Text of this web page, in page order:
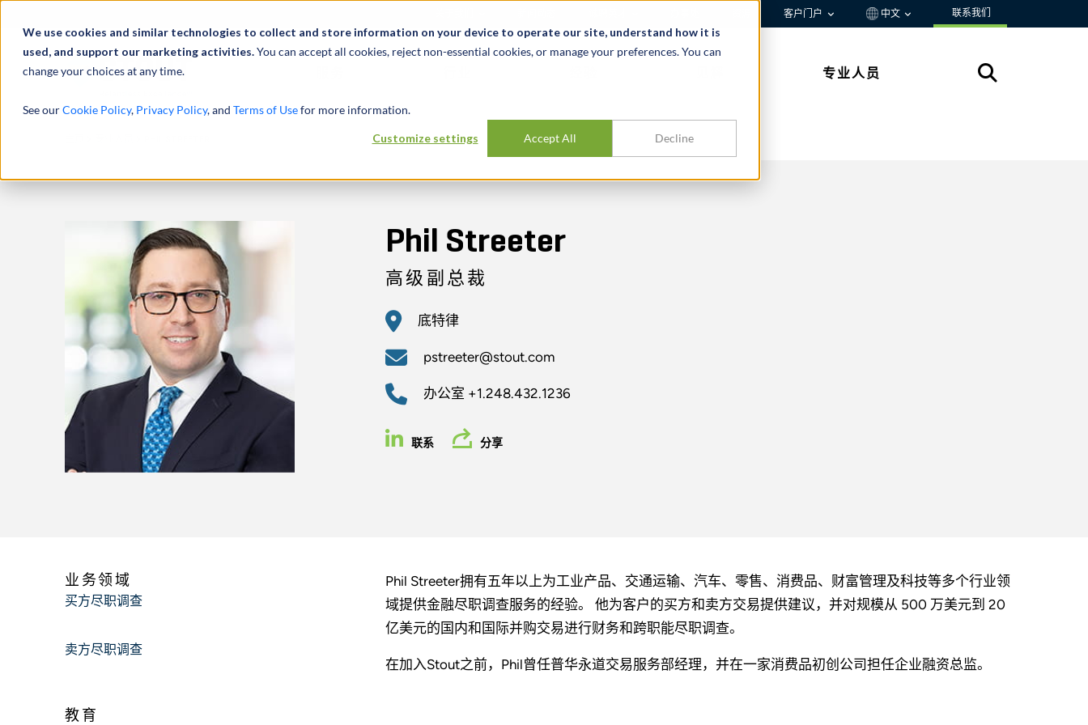
We use cookies and similar technologies to collect and store information on your device to operate our site, understand how it is
used, and support our marketing activities.You can accept all cookies, reject non-essential cookies, or manage your preferences. You can
change your choices at any time.
See ourCookie Policy, Privacy Policy, and Terms of Usefor more information.
Customize settings Accept All Decline
客户门户 中文 联系我们
专业人员
Phil Streeter
高级副总裁
底特律
pstreeter@stout.com
办公室 +1.248.432.1236
联系 分享
Phil Streeter拥有五年以上为工业产品、交通运输、汽车、零售、消费品、财富管理及科技等多个行业领
域提供金融尽职调查服务的经验。 他为客户的买方和卖方交易提供建议，并对规模从 500 万美元到 20
亿美元的国内和国际并购交易进行财务和跨职能尽职调查。
在加入Stout之前，Phil曾任普华永道交易服务部经理，并在一家消费品初创公司担任企业融资总监。
业务领域
买方尽职调查
卖方尽职调查
教育